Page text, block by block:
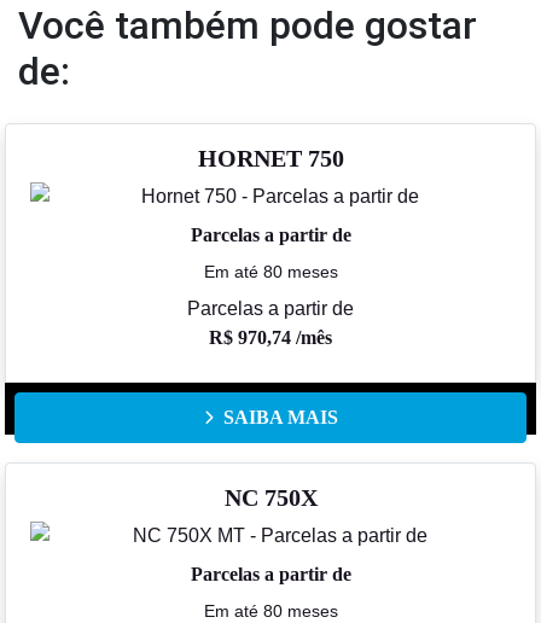
Você também pode gostar
de:
HORNET 750
Parcelas a partir de
Em até 80 meses
Parcelas a partir de
R$ 970,74 /mês
SAIBA MAIS
NC 750X
Parcelas a partir de
Em até 80 meses